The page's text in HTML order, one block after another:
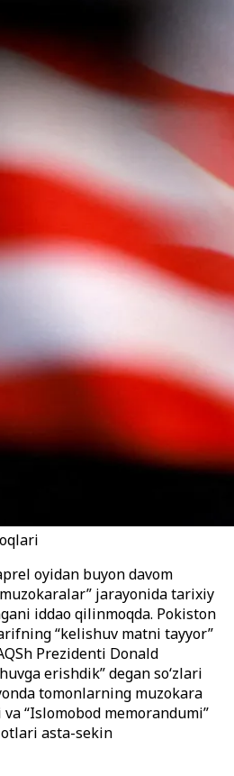
oyidan buyon davom
jarayonida tarixiy
iddao qilinmoqda. Pokiston
“kelishuv matni tayyor”
Prezidenti Donald
erishdik” degan so‘zlari
tomonlarning muzokara
“Islomobod memorandumi”
asta-sekin